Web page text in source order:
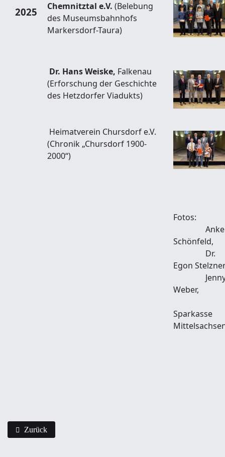
2025
Chemnitztal e.V. (Belebung
des Museumsbahnhofs
Markersdorf-Taura)
Dr. Hans Weiske, Falkenau
(Erforschung der Geschichte
des Hetzdorfer Viadukts)
Heimatverein Chursdorf e.V.
(Chronik „Chursdorf 1900-
2000“)
Fotos:
Anke
Schönfeld,
Dr.
Egon
Weber,
Sparkasse
Vorheriger Beitrag: Neue Serie
Zurück